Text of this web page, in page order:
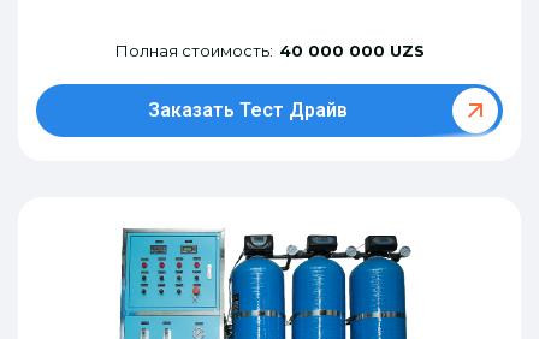
Полная стоимость: 40 000 000 UZS
Заказать Тест Драйв